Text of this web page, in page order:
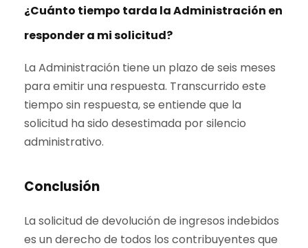
¿Cuánto tiempo tarda la Administración en
responder a mi solicitud?
La Administración tiene un plazo de seis meses
para emitir una respuesta. Transcurrido este
tiempo sin respuesta, se entiende que la
solicitud ha sido desestimada por silencio
administrativo.
Conclusión
La solicitud de devolución de ingresos indebidos
es un derecho de todos los contribuyentes que